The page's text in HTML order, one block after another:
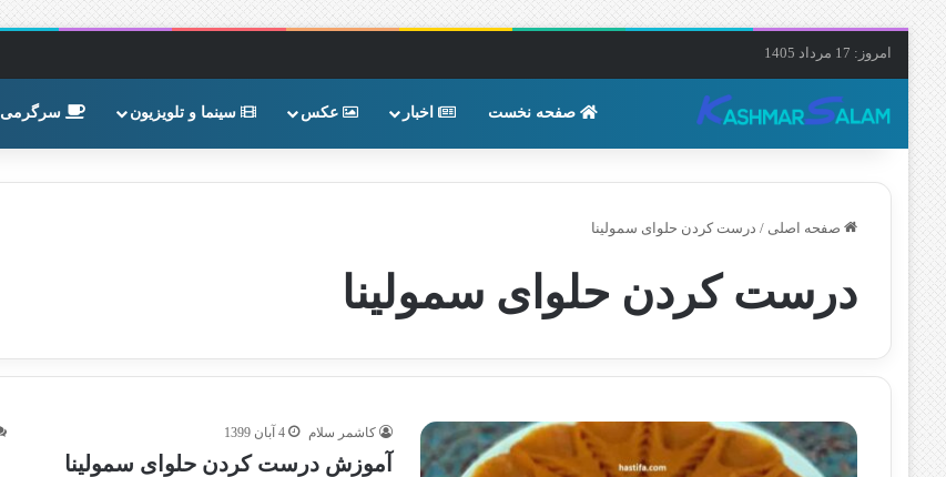
امروز: 17 مرداد 1405
صفحه نخست اخبار عکس سینما و تلویزیون سرگرمی
صفحه اصلی / درست کردن حلوای سمولینا
درست کردن حلوای سمولینا
کاشمر سلام 4 آبان 1399
آموزش درست کردن حلوای سمولینا